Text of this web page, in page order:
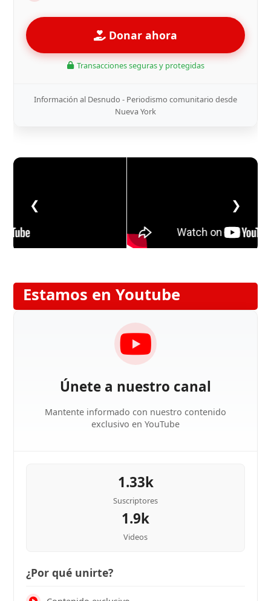
Donar ahora
Transacciones seguras y protegidas
Información al Desnudo - Periodismo comunitario desde
Nueva York
❮ ❯
Estamos en Youtube
Únete a nuestro canal
Mantente informado con nuestro contenido
exclusivo en YouTube
1.33k
Suscriptores
1.9k
Videos
¿Por qué unirte?